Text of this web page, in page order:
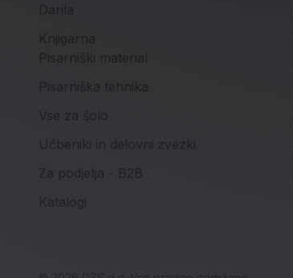
Darila
Knjigarna
Pisarniški material
Pisarniška tehnika
Vse za šolo
Učbeniki in delovni zvezki
Za podjetja - B2B
Katalogi